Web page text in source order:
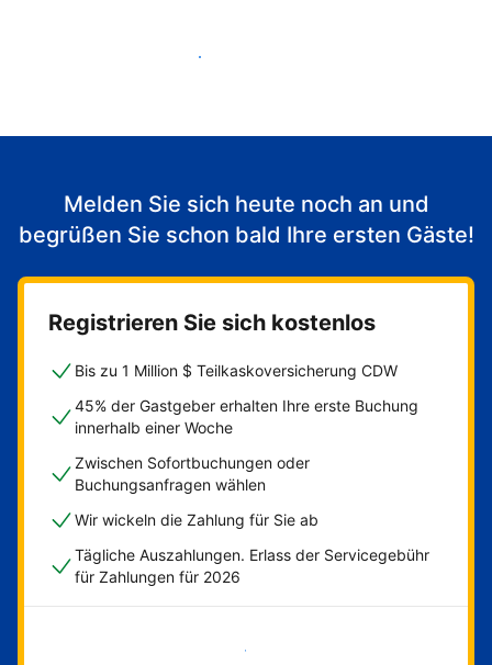
Heißen Sie ab sofort Gäste willkommen
Melden Sie sich heute noch an und
begrüßen Sie schon bald Ihre ersten Gäste!
Registrieren Sie sich kostenlos
Bis zu 1 Million $ Teilkaskoversicherung CDW
45% der Gastgeber erhalten Ihre erste Buchung
innerhalb einer Woche
Zwischen Sofortbuchungen oder
Buchungsanfragen wählen
Wir wickeln die Zahlung für Sie ab
Tägliche Auszahlungen. Erlass der Servicegebühr
für Zahlungen für 2026
Jetzt loslegen